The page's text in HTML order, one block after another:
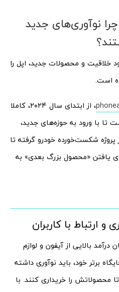
نوآوری‌های جدید
خلاقیت و محصولات جدید، اپل را
است.
، از ابتدای سال ۲۰۲۴، کاملا
با ورود به حوزه‌های جدید،
پروژه شکست‌خورده خودرو گرفته تا
یافتن «محصول بزرگ بعدی» به
ارتباط با کاربران
بالایی از آیفون و لوازم
برتر خود، باید نوآوری داشته
محصولاتش را خریداری کنند. با